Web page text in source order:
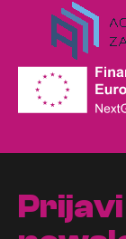
Prijavi